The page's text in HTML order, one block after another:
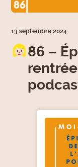
13 septembre 2024
86 –